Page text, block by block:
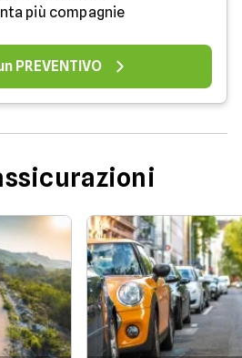
più compagnie
PREVENTIVO